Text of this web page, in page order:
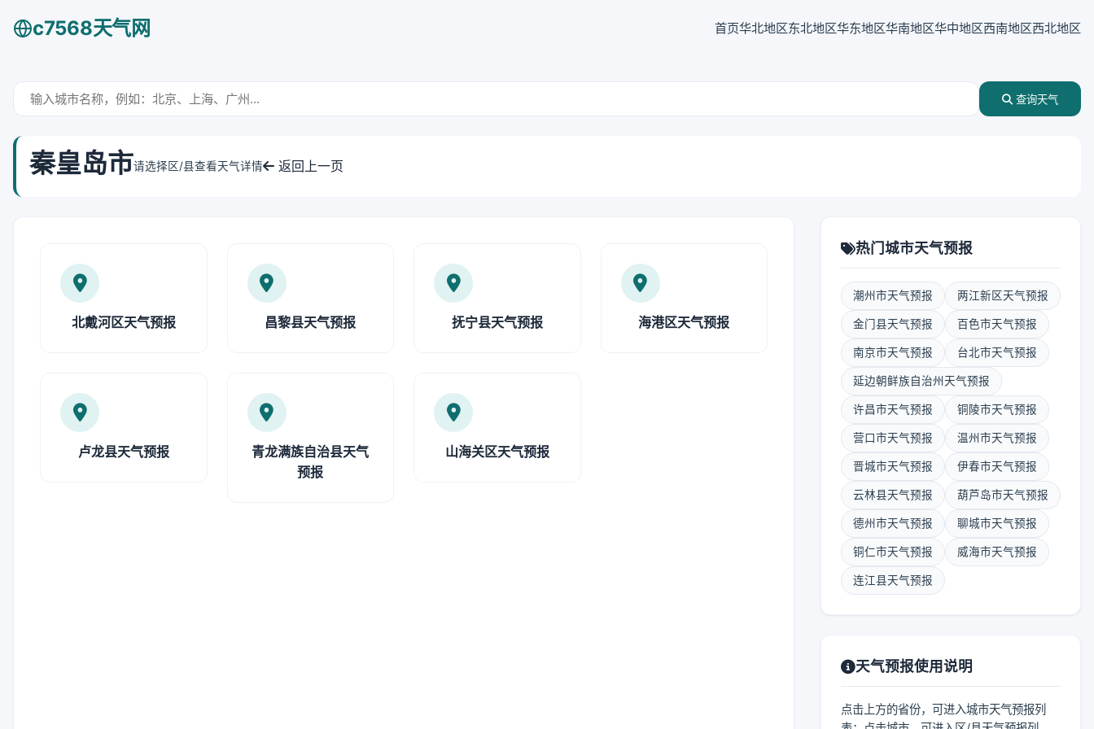
c7568天气网 首页华北地区东北地区华东地区华南地区华中地区西南地区西北地区
查询天气
秦皇岛市请选择区/县查看天气详情 返回上一页
北戴河区天气预报 昌黎县天气预报 抚宁县天气预报 海港区天气预报
卢龙县天气预报
青龙满族自治县天气
预报
山海关区天气预报
热门城市天气预报
潮州市天气预报 两江新区天气预报
金门县天气预报 百色市天气预报
南京市天气预报 台北市天气预报
延边朝鲜族自治州天气预报
许昌市天气预报 铜陵市天气预报
营口市天气预报 温州市天气预报
晋城市天气预报 伊春市天气预报
云林县天气预报 葫芦岛市天气预报
德州市天气预报 聊城市天气预报
铜仁市天气预报 威海市天气预报
连江县天气预报
天气预报使用说明
点击上方的省份，可进入城市天气预报列